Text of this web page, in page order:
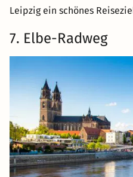
Leipzig ein schönes
7. Elbe-Radweg